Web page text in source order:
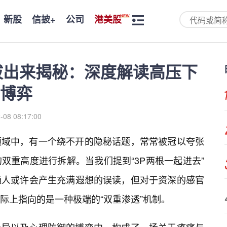
新股 信披+ 公司 港美股
来揭秘：深度解读高压下
弈
08 08:17:00
中，有一个绕不开的隐秘话题，常常被冠以夸张
重高度进行拆解。当我们提到“3P两根一起进去”
或许会产生充满遐想的误读，但对于资深的感官
指向的是一种极端的“双重渗透”机制。